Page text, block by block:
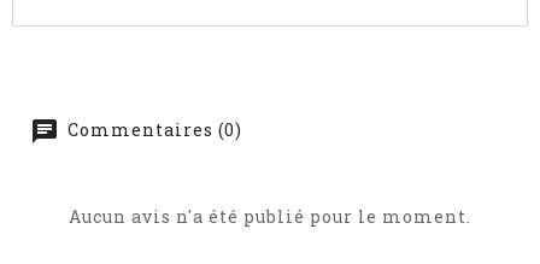
Commentaires (0)
Aucun avis n'a été publié pour le moment.